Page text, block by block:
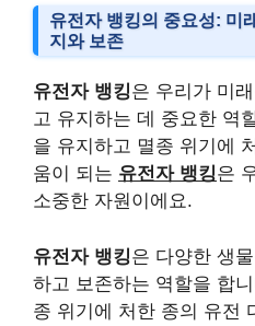
유전자 뱅킹의 중요성: 미
지와 보존
유전자 뱅킹은 우리가 미
고 유지하는 데 중요한 역
을 유지하고 멸종 위기에
움이 되는 유전자 뱅킹은
소중한 자원이에요.
유전자 뱅킹은 다양한 생
하고 보존하는 역할을 합
종 위기에 처한 종의 유전